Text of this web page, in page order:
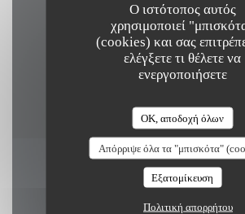
Ο ιστότοπος αυτός
χρησιμοποιεί
(cookies) και σας
ελέγξετε τι θέλετε να
ενεργοποιήσετε
OK, αποδοχή όλων
Απόρριψε όλα τα "μπισκότα"
Εξατομίκευση
Πολιτική απορρήτου
Μέθοδοι πληρωμής
Apple Pay, Εστιατόριο Ticket,
επαφήΧρώμα χωρίς επαφή, Eurocard
Ώρες